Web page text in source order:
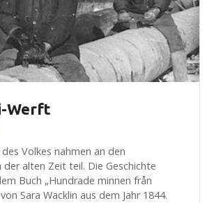
Werft
Volkes nahmen an den
der alten Zeit teil. Die Geschichte
Buch „Hundrade minnen från
Sara Wacklin aus dem Jahr 1844.